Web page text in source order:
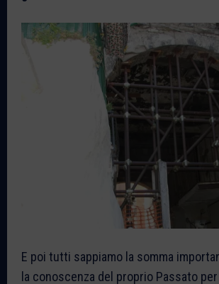
E poi tutti sappiamo la somma
la conoscenza del proprio Passato